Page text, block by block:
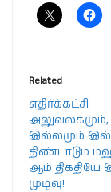
Related
எதிர்க்கட்சி
அலுவலகமும்,
இல்லமும்
திண்டாடும்
ஆம் திகதியே
முடிவு!